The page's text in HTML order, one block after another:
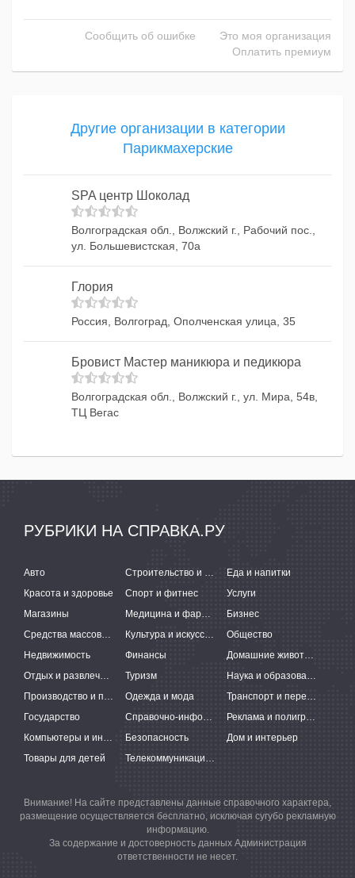
Сообщить об ошибке
Это моя организация
Оплатить премиум
Другие организации в категории
Парикмахерские
SPA центр Шоколад
Волгоградская обл., Волжский г., Рабочий пос.,
ул. Большевистская, 70а
Глория
Россия, Волгоград, Ополченская улица, 35
Бровист Мастер маникюра и педикюра
Волгоградская обл., Волжский г., ул. Мира, 54в,
ТЦ Вегас
РУБРИКИ НА СПРАВКА.РУ
Авто Строительство и ремонт
Еда и напитки
Красота и здоровье
Спорт и фитнес
Услуги
Магазины
Медицина и фармацевтика
Бизнес
Средства массовой информации
Культура и искусство
Общество
Недвижимость
Финансы
Домашние животные
Отдых и развлечения
Туризм
Наука и образование
Производство и поставки
Одежда и мода
Транспорт и перевозки
Государство
Справочно-информационные системы
Реклама и полиграфия
Компьютеры и интернет
Безопасность
Дом и интерьер
Товары для детей
Телекоммуникации и связь
Внимание! На сайте представлены данные справочного характера,
размещение осуществляется бесплатно, исключая сугубо рекламную
информацию.
За содержание и достоверность данных Администрация
ответственности не несет.